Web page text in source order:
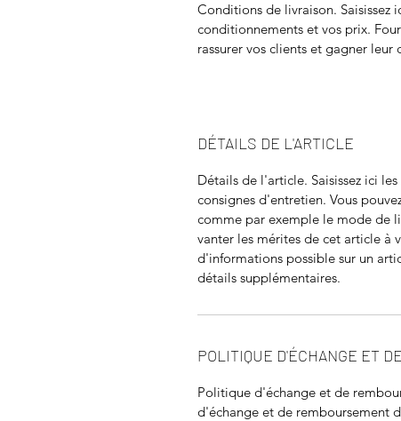
Conditions de livraison. Saisissez
conditionnements et vos prix.
rassurer vos clients et gagner leur
DÉTAILS DE L'ARTICLE
Détails de l'article. Saisissez ici
consignes d'entretien. Vous
comme par exemple le mode de
vanter les mérites de cet article à
d'informations possible sur un
détails supplémentaires.
POLITIQUE D'ÉCHANGE ET
Politique d'échange et de
d'échange et de remboursement